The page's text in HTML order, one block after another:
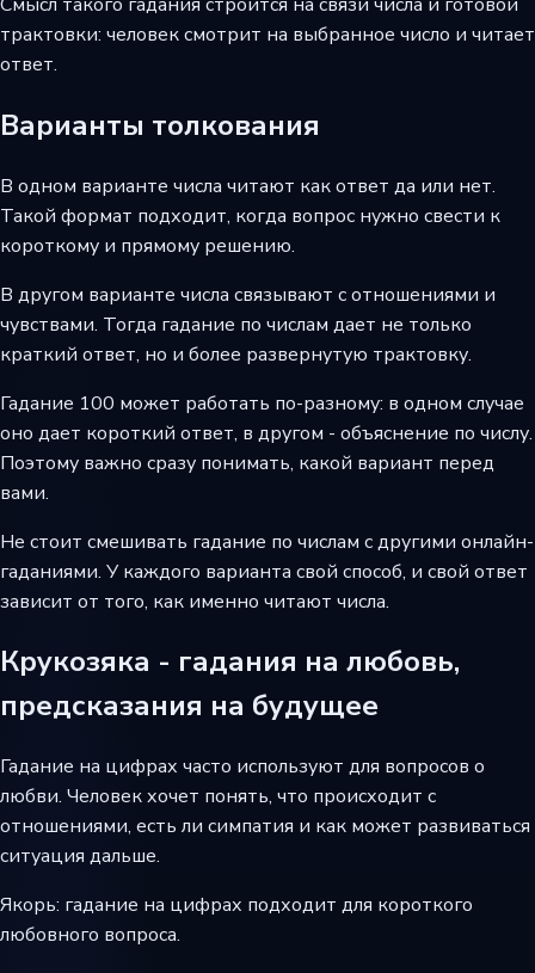
трактовки: человек смотрит на выбранное число и читает
ответ.
Варианты толкования
В одном варианте числа читают как ответ да или нет.
Такой формат подходит, когда вопрос нужно свести к
короткому и прямому решению.
В другом варианте числа связывают с отношениями и
чувствами. Тогда гадание по числам дает не только
краткий ответ, но и более развернутую трактовку.
Гадание 100 может работать по-разному: в одном случае
оно дает короткий ответ, в другом - объяснение по числу.
Поэтому важно сразу понимать, какой вариант перед
вами.
Не стоит смешивать гадание по числам с другими онлайн-
гаданиями. У каждого варианта свой способ, и свой ответ
зависит от того, как именно читают числа.
Крукозяка - гадания на любовь,
предсказания на будущее
Гадание на цифрах часто используют для вопросов о
любви. Человек хочет понять, что происходит с
отношениями, есть ли симпатия и как может развиваться
ситуация дальше.
Якорь: гадание на цифрах подходит для короткого
любовного вопроса.